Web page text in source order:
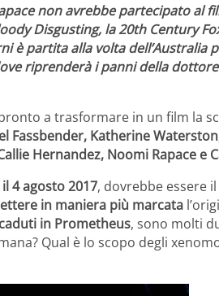
non avrebbe partecipato al
Disgusting, la 20th Century
è partita alla volta dell’Australia
riprenderà i panni della
a trasformare in un film la
Fassbender, Katherine
Hernandez, Noomi Rapace e
4 agosto 2017, dovrebbe essere
in maniera più marcata
in Prometheus, sono molti
Qual è lo scopo degli